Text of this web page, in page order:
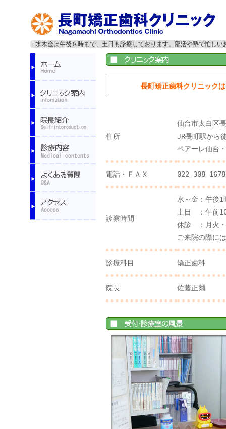
水木金は午後８時まで、土日も診療しております。部活や塾で忙し
長町矯正歯科クリニック
住所
仙台市太白区
JR長町駅から
ペアーレ仙台
電話・ＦＡＸ 022-308-1678
診察時間
水～金：午後
土日 ：午前
休診 ：月火
ご来院の際に
診療科目 矯正歯科
院長 佐藤正爾